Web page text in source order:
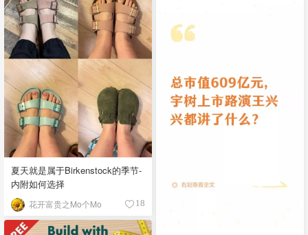
夏天就是属于Birkenstock的季节-
内附如何选择
花开富贵之Mo个Mo 18